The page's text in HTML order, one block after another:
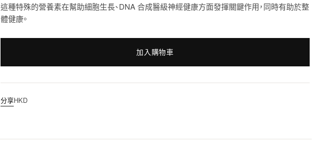
這種特殊的營養素在幫助細胞生長、DNA 合成醫級神經健康方面發揮關鍵作用，同時有助於整
體健康。
加入購物車
分享HKD